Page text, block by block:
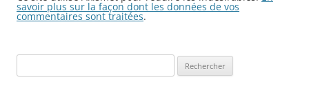
savoir plus sur la façon dont les données de vos
commentaires sont traitées.